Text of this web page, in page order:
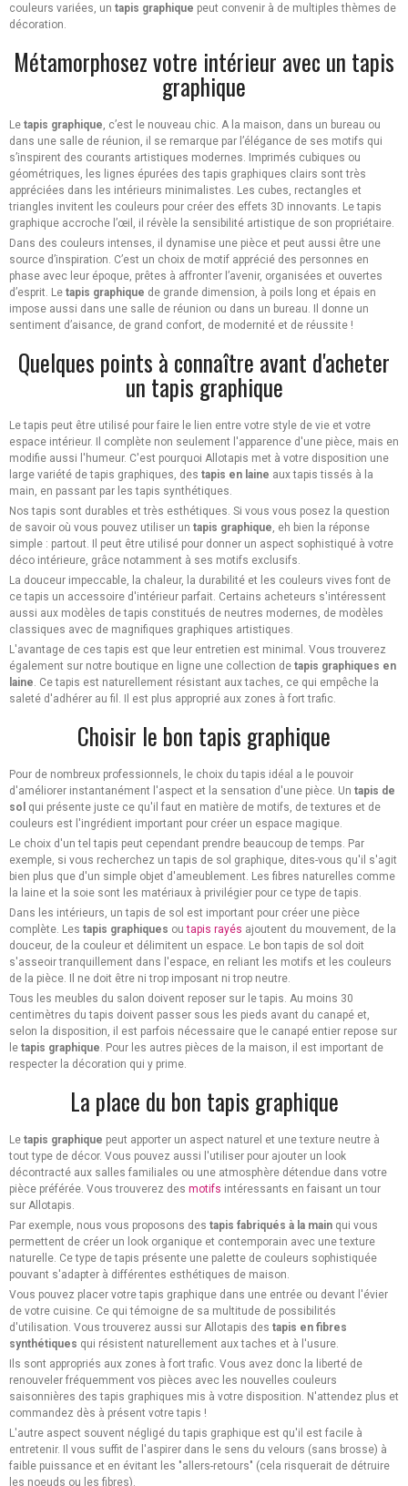
couleurs variées, un tapis graphique peut convenir à de multiples thèmes de
décoration.
Métamorphosez votre intérieur avec un tapis
graphique
Le tapis graphique, c’est le nouveau chic. A la maison, dans un bureau ou
dans une salle de réunion, il se remarque par l’élégance de ses motifs qui
s’inspirent des courants artistiques modernes. Imprimés cubiques ou
géométriques, les lignes épurées des tapis graphiques clairs sont très
appréciées dans les intérieurs minimalistes. Les cubes, rectangles et
triangles invitent les couleurs pour créer des effets 3D innovants. Le tapis
graphique accroche l’œil, il révèle la sensibilité artistique de son propriétaire.
Dans des couleurs intenses, il dynamise une pièce et peut aussi être une
source d’inspiration. C’est un choix de motif apprécié des personnes en
phase avec leur époque, prêtes à affronter l’avenir, organisées et ouvertes
d’esprit. Le tapis graphique de grande dimension, à poils long et épais en
impose aussi dans une salle de réunion ou dans un bureau. Il donne un
sentiment d’aisance, de grand confort, de modernité et de réussite !
Quelques points à connaître avant d'acheter
un tapis graphique
Le tapis peut être utilisé pour faire le lien entre votre style de vie et votre
espace intérieur. Il complète non seulement l'apparence d'une pièce, mais en
modifie aussi l'humeur. C'est pourquoi Allotapis met à votre disposition une
large variété de tapis graphiques, des tapis en laine aux tapis tissés à la
main, en passant par les tapis synthétiques.
Nos tapis sont durables et très esthétiques. Si vous vous posez la question
de savoir où vous pouvez utiliser un tapis graphique, eh bien la réponse
simple : partout. Il peut être utilisé pour donner un aspect sophistiqué à votre
déco intérieure, grâce notamment à ses motifs exclusifs.
La douceur impeccable, la chaleur, la durabilité et les couleurs vives font de
ce tapis un accessoire d'intérieur parfait. Certains acheteurs s'intéressent
aussi aux modèles de tapis constitués de neutres modernes, de modèles
classiques avec de magnifiques graphiques artistiques.
L'avantage de ces tapis est que leur entretien est minimal. Vous trouverez
également sur notre boutique en ligne une collection de tapis graphiques en
laine. Ce tapis est naturellement résistant aux taches, ce qui empêche la
saleté d'adhérer au fil. Il est plus approprié aux zones à fort trafic.
Choisir le bon tapis graphique
Pour de nombreux professionnels, le choix du tapis idéal a le pouvoir
d'améliorer instantanément l'aspect et la sensation d'une pièce. Un tapis de
sol qui présente juste ce qu'il faut en matière de motifs, de textures et de
couleurs est l'ingrédient important pour créer un espace magique.
Le choix d'un tel tapis peut cependant prendre beaucoup de temps. Par
exemple, si vous recherchez un tapis de sol graphique, dites-vous qu'il s'agit
bien plus que d'un simple objet d'ameublement. Les fibres naturelles comme
la laine et la soie sont les matériaux à privilégier pour ce type de tapis.
Dans les intérieurs, un tapis de sol est important pour créer une pièce
complète. Les tapis graphiques outapis rayés ajoutent du mouvement, de la
douceur, de la couleur et délimitent un espace. Le bon tapis de sol doit
s'asseoir tranquillement dans l'espace, en reliant les motifs et les couleurs
de la pièce. Il ne doit être ni trop imposant ni trop neutre.
Tous les meubles du salon doivent reposer sur le tapis. Au moins 30
centimètres du tapis doivent passer sous les pieds avant du canapé et,
selon la disposition, il est parfois nécessaire que le canapé entier repose sur
le tapis graphique. Pour les autres pièces de la maison, il est important de
respecter la décoration qui y prime.
La place du bon tapis graphique
Le tapis graphique peut apporter un aspect naturel et une texture neutre à
tout type de décor. Vous pouvez aussi l'utiliser pour ajouter un look
décontracté aux salles familiales ou une atmosphère détendue dans votre
pièce préférée. Vous trouverez des motifs intéressants en faisant un tour
sur Allotapis.
Par exemple, nous vous proposons des tapis fabriqués à la main qui vous
permettent de créer un look organique et contemporain avec une texture
naturelle. Ce type de tapis présente une palette de couleurs sophistiquée
pouvant s'adapter à différentes esthétiques de maison.
Vous pouvez placer votre tapis graphique dans une entrée ou devant l'évier
de votre cuisine. Ce qui témoigne de sa multitude de possibilités
d'utilisation. Vous trouverez aussi sur Allotapis des tapis en fibres
synthétiques qui résistent naturellement aux taches et à l'usure.
Ils sont appropriés aux zones à fort trafic. Vous avez donc la liberté de
renouveler fréquemment vos pièces avec les nouvelles couleurs
saisonnières des tapis graphiques mis à votre disposition. N'attendez plus et
commandez dès à présent votre tapis !
L'autre aspect souvent négligé du tapis graphique est qu'il est facile à
entretenir. Il vous suffit de l'aspirer dans le sens du velours (sans brosse) à
faible puissance et en évitant les "allers-retours" (cela risquerait de détruire
les noeuds ou les fibres).